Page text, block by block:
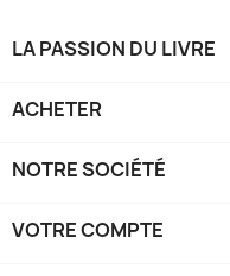
LA PASSION DU LIVRE
ACHETER
NOTRE SOCIÉTÉ
VOTRE COMPTE